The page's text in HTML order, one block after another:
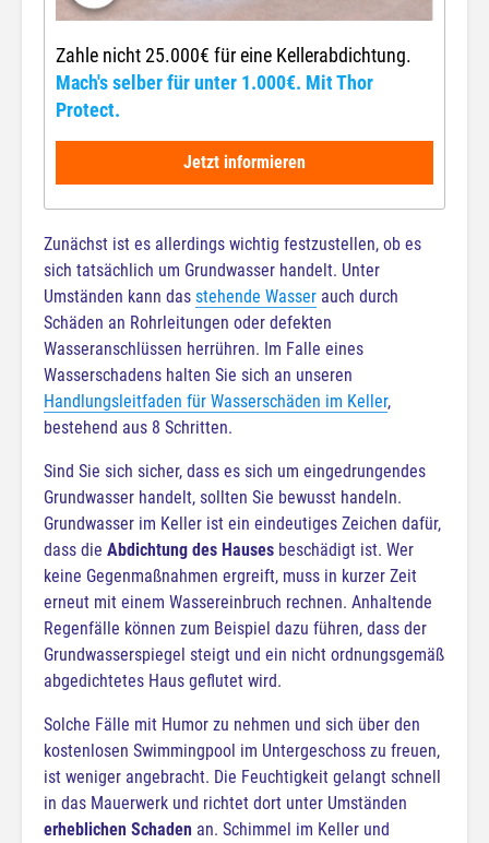
Zahle nicht 25.000€ für eine Kellerabdichtung.
Mach's selber für unter 1.000€. Mit Thor
Protect.
Jetzt informieren
Zunächst ist es allerdings wichtig festzustellen, ob es
sich tatsächlich um Grundwasser handelt. Unter
Umständen kann das stehende Wasser auch durch
Schäden an Rohrleitungen oder defekten
Wasseranschlüssen herrühren. Im Falle eines
Wasserschadens halten Sie sich an unseren
Handlungsleitfaden für Wasserschäden im Keller,
bestehend aus 8 Schritten.
Sind Sie sich sicher, dass es sich um eingedrungendes
Grundwasser handelt, sollten Sie bewusst handeln.
Grundwasser im Keller ist ein eindeutiges Zeichen dafür,
dass die Abdichtung des Hauses beschädigt ist. Wer
keine Gegenmaßnahmen ergreift, muss in kurzer Zeit
erneut mit einem Wassereinbruch rechnen. Anhaltende
Regenfälle können zum Beispiel dazu führen, dass der
Grundwasserspiegel steigt und ein nicht ordnungsgemäß
abgedichtetes Haus geflutet wird.
Solche Fälle mit Humor zu nehmen und sich über den
kostenlosen Swimmingpool im Untergeschoss zu freuen,
ist weniger angebracht. Die Feuchtigkeit gelangt schnell
in das Mauerwerk und richtet dort unter Umständen
erheblichen Schaden an. Schimmel im Keller und